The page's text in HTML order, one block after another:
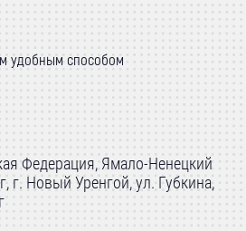
удобным способом
Федерация, Ямало-Ненецкий
г. Новый Уренгой, ул. Губкина,